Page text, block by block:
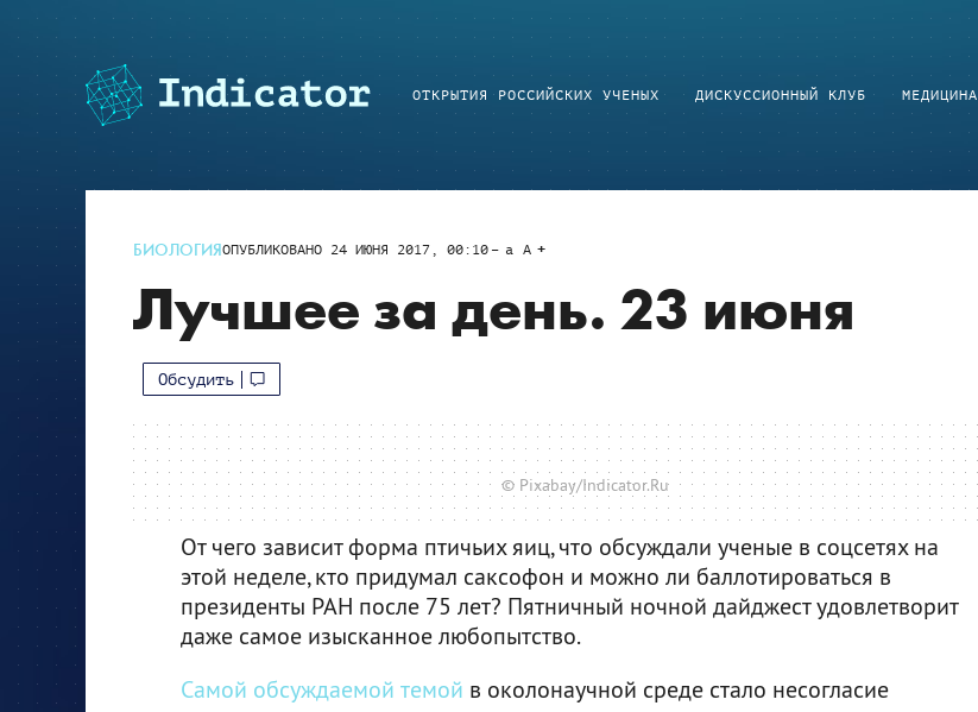
ОТКРЫТИЯ РОССИЙСКИХ УЧЕНЫХ ДИСКУССИОННЫЙ КЛУБ МЕДИЦИНА
БИОЛОГИЯОПУБЛИКОВАНО 24 ИЮНЯ 2017, 00:10 a A
Лучшее за день. 23 июня
Обсудить
© Pixabay/Indicator.Ru
От чего зависит форма птичьих яиц, что обсуждали ученые в соцсетях на
этой неделе, кто придумал саксофон и можно ли баллотироваться в
президенты РАН после 75 лет? Пятничный ночной дайджест удовлетворит
даже самое изысканное любопытство.
Самой обсуждаемой темой в околонаучной среде стало несогласие